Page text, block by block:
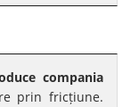
compania
prin fricțiune.